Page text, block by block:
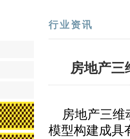
行业资讯
房地产三
房地产三
模型构建成具